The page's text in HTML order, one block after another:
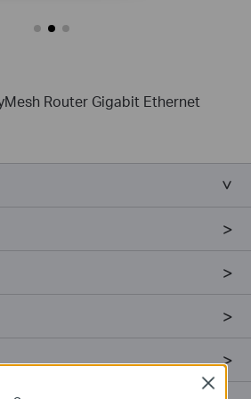
Router Gigabit Ethernet
Close